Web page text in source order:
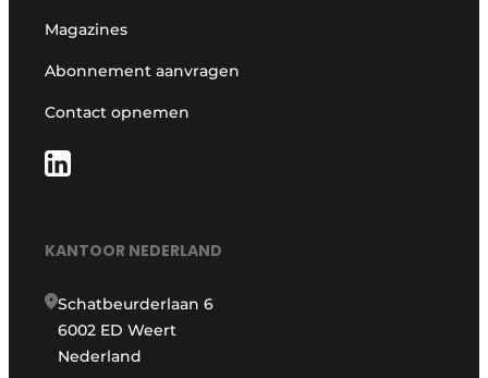
Magazines
Abonnement aanvragen
Contact opnemen
KANTOOR NEDERLAND
Schatbeurderlaan 6
6002 ED Weert
Nederland